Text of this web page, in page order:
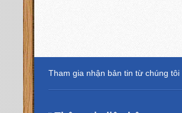
Tham gia nhận bản tin từ chúng tôi